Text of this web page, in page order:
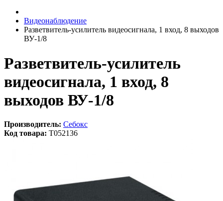
Видеонаблюдение
Разветвитель-усилитель видеосигнала, 1 вход, 8 выходов
ВУ-1/8
Разветвитель-усилитель
видеосигнала, 1 вход, 8
выходов ВУ-1/8
Производитель: Себокс
Код товара: T052136